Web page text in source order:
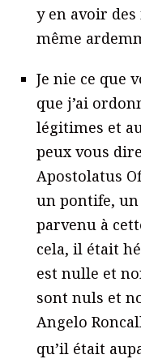
y en avoir
même
Je nie ce que
que j’ai
légitimes et
peux vous
Apostolatus
un pontife,
parvenu à
cela, il était
est nulle et
sont nuls et
Angelo
qu’il était